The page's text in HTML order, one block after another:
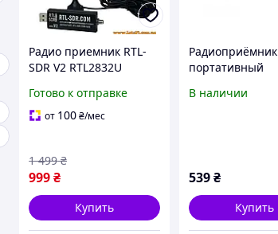
Радио приемник RTL-
SDR V2 RTL2832U
МГц широкополосный
радиоприемник DVB-T
Готово к отправке
от 100₴/мес
999₴
1 499 ₴
Купить
Радиоприёмник
портативный
FM радио с USB
В наличии
539₴
Купить